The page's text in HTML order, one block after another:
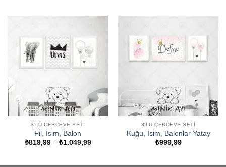
3'LÜ ÇERÇEVE SETI
Fil, İsim, Balon
₺819,99 – ₺1.049,99Fiyat
3'LÜ ÇERÇEVE SETI
Kuğu, İsim, Balonlar Yatay
₺999,99